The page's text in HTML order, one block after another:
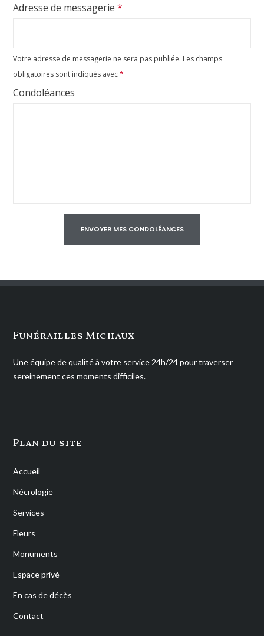
Votre adresse de messagerie ne sera pas publiée. Les champs
obligatoires sont indiqués avec*
Condoléances
Adresse de messagerie *
Funérailles Michaux
Une équipe de qualité à votre service 24h/24 pour traverser
sereinement ces moments difficiles.
Plan du site
Accueil
Nécrologie
Services
Fleurs
Monuments
Espace privé
En cas de décès
Contact